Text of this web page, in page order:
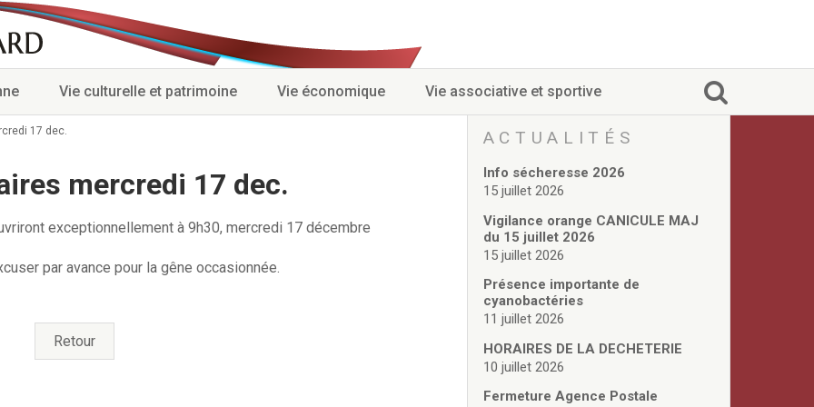
Vie culturelle et patrimoine Vie économique Vie associative et sportive
17 dec.
mercredi 17 dec.
exceptionnellement à 9h30, mercredi 17 décembre
par avance pour la gêne occasionnée.
Retour
ACTUALITÉS
Info sécheresse 2026
15 juillet 2026
Vigilance orange CANICULE MAJ
du 15 juillet 2026
15 juillet 2026
Présence importante de
cyanobactéries
11 juillet 2026
HORAIRES DE LA DECHETERIE
10 juillet 2026
Fermeture Agence Postale